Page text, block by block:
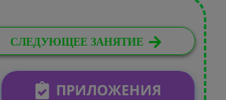
СЛЕДУЮЩЕЕ ЗАНЯТИЕ
ПРИЛОЖЕНИЯ